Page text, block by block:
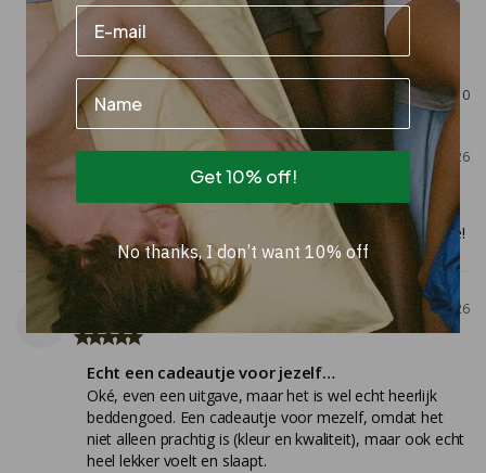
veranderd worden!
Dekbedovertrek Katoen Sky Blue
0 0
07/21/2026
Bedankt voor je mooie review! Onwijs fijn om te
horen dat je tevreden bent met de kleuren en
materialen. We nemen je feedback uiteraard mee!
06/23/2026
Ester
Echt een cadeautje voor jezelf…
Oké, even een uitgave, maar het is wel echt heerlijk
beddengoed. Een cadeautje voor mezelf, omdat het
niet alleen prachtig is (kleur en kwaliteit), maar ook echt
heel lekker voelt en slaapt.
Name
Get 10% off!
No thanks, I don’t want 10% off